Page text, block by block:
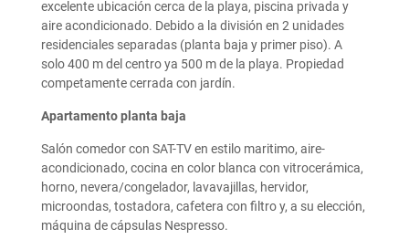
excelente ubicación cerca de la playa, piscina privada y
aire acondicionado. Debido a la división en 2 unidades
residenciales separadas (planta baja y primer piso). A
solo 400 m del centro ya 500 m de la playa. Propiedad
competamente cerrada con jardín.
Apartamento planta baja
Salón comedor con SAT-TV en estilo maritimo, aire-
acondicionado, cocina en color blanca con vitrocerámica,
horno, nevera/congelador, lavavajillas, hervidor,
microondas, tostadora, cafetera con filtro y, a su elección,
máquina de cápsulas Nespresso.